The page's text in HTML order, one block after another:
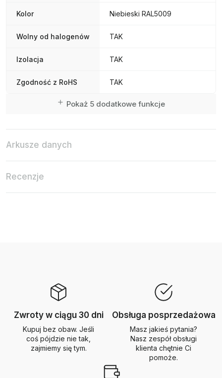
Kolor Niebieski RAL5009
Wolny od halogenów TAK
Izolacja TAK
Zgodność z RoHS TAK
Pokaż 5 dodatkowe funkcje
Arkusze danych
Recenzje
Zwroty w ciągu 30 dni
Kupuj bez obaw. Jeśli
coś pójdzie nie tak,
zajmiemy się tym.
Obsługa posprzedażowa
Masz jakieś pytania?
Nasz zespół obsługi
klienta chętnie Ci
pomoże.